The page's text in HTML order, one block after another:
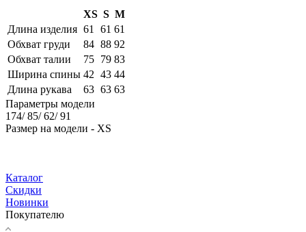
XS S M
Длина изделия 61 61 61
Обхват груди
84 88 92
Обхват талии
75 79 83
Ширина спины 42 43 44
Длина рукава
63 63 63
Параметры модели
174/ 85/ 62/ 91
Размер на модели - XS
Каталог
Скидки
Новинки
Покупателю